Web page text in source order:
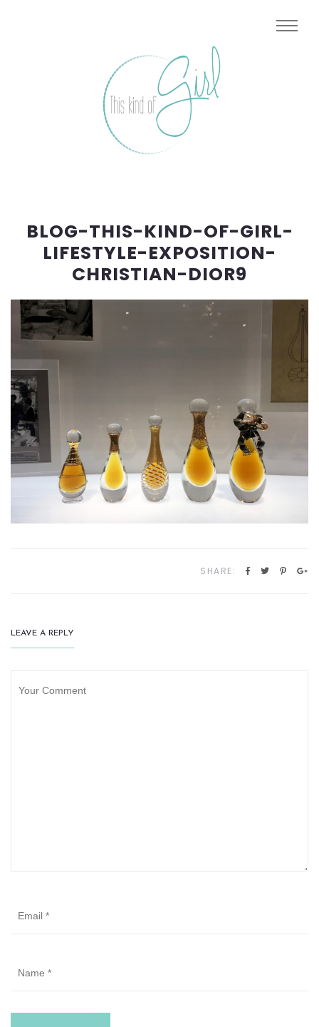
BLOG-THIS-KIND-OF-GIRL-
LIFESTYLE-EXPOSITION-
CHRISTIAN-DIOR9
SHARE:
LEAVE A REPLY